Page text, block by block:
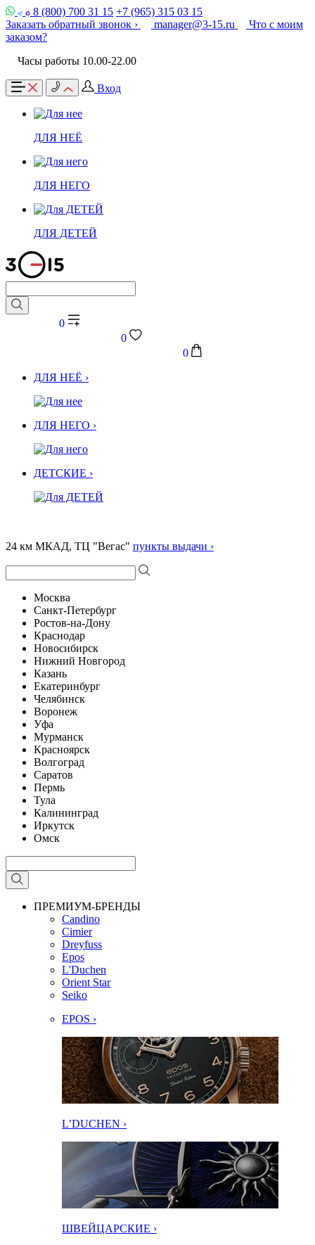
8 (800) 700 31 15 +7 (965) 315 03 15
Заказать обратный звонок ›
manager@3-15.ru
Что с моим
заказом?
Часы работы 10.00-22.00
Вход
ДЛЯ НЕЁ
ДЛЯ НЕГО
ДЛЯ ДЕТЕЙ
0
0
0
ДЛЯ НЕЁ ›
ДЛЯ НЕГО ›
ДЕТСКИЕ ›
24 км МКАД, ТЦ "Вегас" пункты выдачи ›
Москва
Санкт-Петербург
Ростов-на-Дону
Краснодар
Новосибирск
Нижний Новгород
Казань
Екатеринбург
Челябинск
Воронеж
Уфа
Мурманск
Красноярск
Волгоград
Саратов
Пермь
Тула
Калининград
Иркутск
Омск
ПРЕМИУМ-БРЕНДЫ
Candino
Cimier
Dreyfuss
Epos
L'Duchen
Orient Star
Seiko
EPOS ›
L’DUCHEN ›
ШВЕЙЦАРСКИЕ ›